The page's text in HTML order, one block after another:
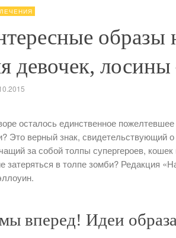
образы
девочек,
осталось единственное
Это верный знак, свидетельствующий
за собой толпы супергероев,
затеряться в толпе зомби? Редакция
вперед! Идеи